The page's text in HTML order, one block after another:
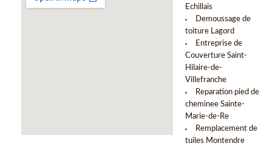
Echillais
Demoussage de
toiture Lagord
Entreprise de
Couverture Saint-
Hilaire-de-
Villefranche
Reparation pied de
cheminee Sainte-
Marie-de-Re
Remplacement de
tuiles Montendre